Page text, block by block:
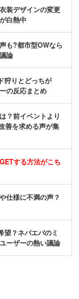
装デザインの変更
白熱中
も?都市型OWなら
論
狩りとどっちが
の反応まとめ
？前イベントより
善を求める声が集
する方法がこち
仕様に不満の声？
望？ネバエバのミ
ーザーの熱い議論